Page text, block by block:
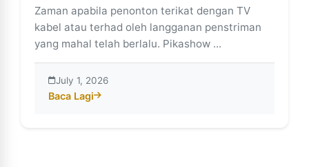
Zaman apabila penonton terikat dengan TV
kabel atau terhad oleh langganan penstriman
yang mahal telah berlalu. Pikashow ...
July 1, 2026
Baca Lagi
about Mengapa Pikashow Mengubah Cara Kita